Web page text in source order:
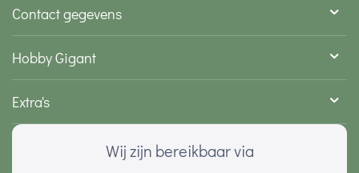
Contact gegevens
Hobby Gigant
Extra's
Wij zijn bereikbaar via